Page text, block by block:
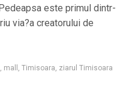
este primul dintr-
via?a creatorului de
, mall , Timisoara, ziarul Timisoara